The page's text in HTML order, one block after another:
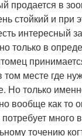
продается в
стойкий и
интересный
только в
том месте где
Но только
вообще как то
точению